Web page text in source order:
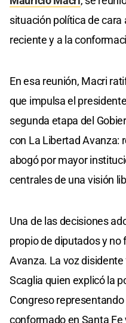
situación política de
reciente y a la
En esa reunión, Macri
que impulsa el
segunda etapa del
con La Libertad Avanza:
abogó por mayor
centrales de una visión
Una de las decisiones
propio de diputados y
Avanza. La voz
Scaglia quien explicó la
Congreso
conformado en Santa